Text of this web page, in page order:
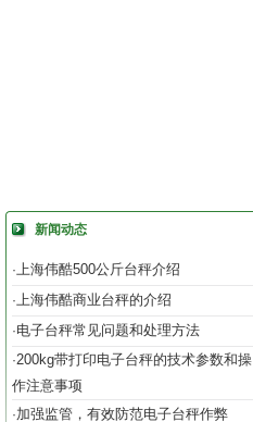
新闻动态
·上海伟酷500公斤台秤介绍
·上海伟酷商业台秤的介绍
·电子台秤常见问题和处理方法
·200kg带打印电子台秤的技术参数和操
作注意事项
·加强监管，有效防范电子台秤作弊